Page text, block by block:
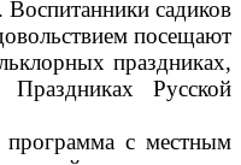
Воспитанники садиков
посещают
праздниках,
Русской
программа с местным